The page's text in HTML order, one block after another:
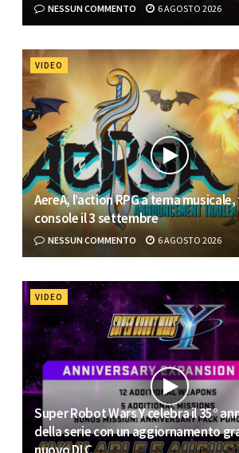
NESSUN COMMENTO 6 AGOSTO 2026
VIDEO
AereA, l’action RPG a tema
console il 3 settembre
NESSUN COMMENTO 6 AGOSTO 2026
VIDEO
Super Robot Wars Y celebra il 35°
della serie con un aggiornamento